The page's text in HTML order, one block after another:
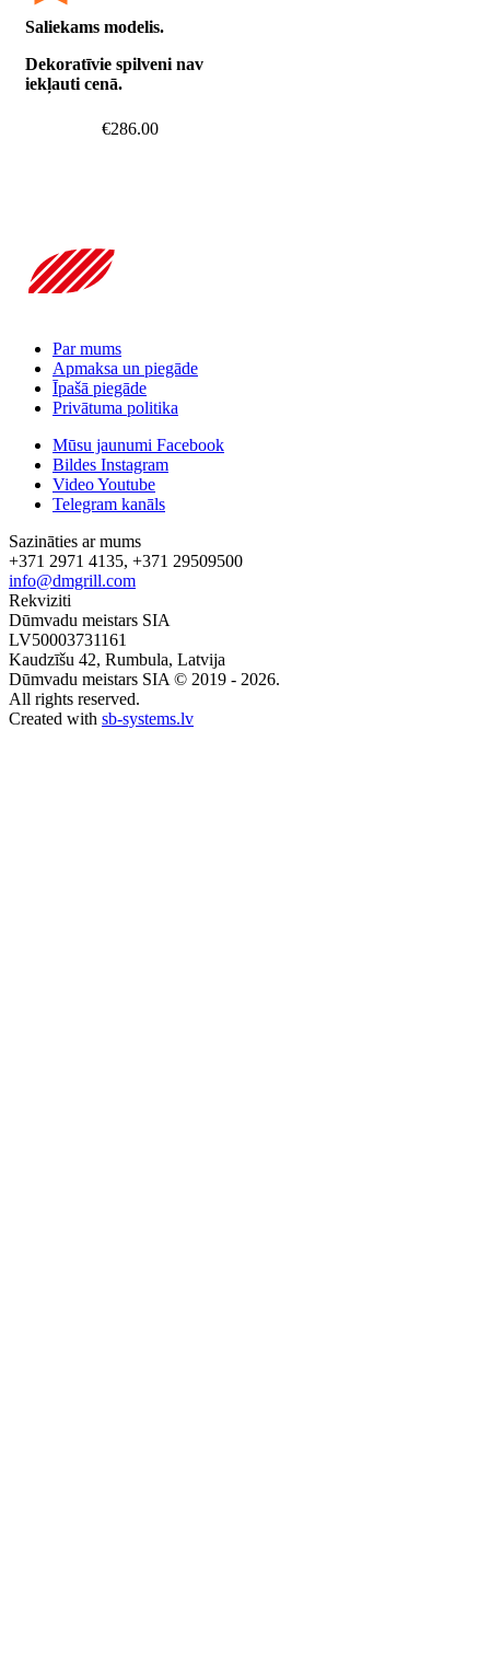
Saliekams modelis.
Dekoratīvie spilveni nav
iekļauti cenā.
€286.00
Par mums
Apmaksa un piegāde
Īpašā piegāde
Privātuma politika
Mūsu jaunumi Facebook
Bildes Instagram
Video Youtube
Telegram kanāls
Sazināties ar mums
+371 2971 4135, +371 29509500
info@dmgrill.com
Rekviziti
Dūmvadu meistars SIA
LV50003731161
Kaudzīšu 42, Rumbula, Latvija
Dūmvadu meistars SIA © 2019 - 2026.
All rights reserved.
Created with sb-systems.lv